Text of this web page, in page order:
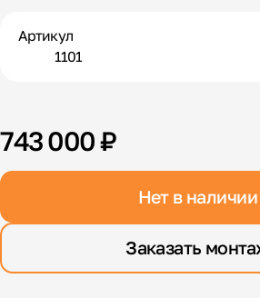
Артикул
1101
743 000 ₽
Нет в наличии
Заказать